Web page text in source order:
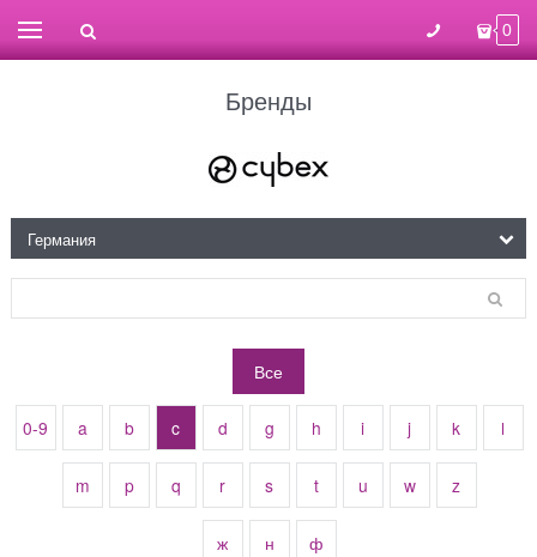
0
Бренды
Все
0-9 a b c d g h i j k l
m p q r s t u w z
ж н ф